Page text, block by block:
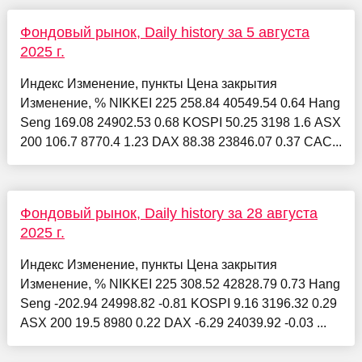
Фондовый рынок, Daily history за 5 августа
2025 г.
Индекс Изменение, пункты Цена закрытия
Изменение, % NIKKEI 225 258.84 40549.54 0.64 Hang
Seng 169.08 24902.53 0.68 KOSPI 50.25 3198 1.6 ASX
200 106.7 8770.4 1.23 DAX 88.38 23846.07 0.37 CAC...
Фондовый рынок, Daily history за 28 августа
2025 г.
Индекс Изменение, пункты Цена закрытия
Изменение, % NIKKEI 225 308.52 42828.79 0.73 Hang
Seng -202.94 24998.82 -0.81 KOSPI 9.16 3196.32 0.29
ASX 200 19.5 8980 0.22 DAX -6.29 24039.92 -0.03 ...